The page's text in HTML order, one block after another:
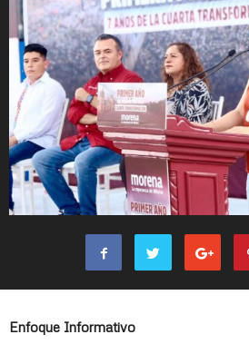
Enfoque Informativo